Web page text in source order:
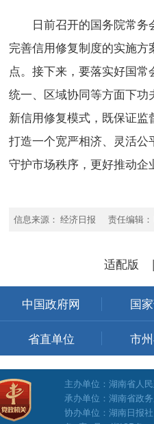
日前召开的国务院常务
完善信用修复制度的实施
点。接下来，要落实好国
统一、区域协同等方面下
新信用修复模式，既保证监
打造一个宽严相济、灵活
守护市场秩序，更好推动企
信息来源： 经济日报 责任编辑：
适配版 |
中国政府网 国
省直单位 市
主办单位：湖南省人
承办单位：湖南省政
协办单位：湖南日报社